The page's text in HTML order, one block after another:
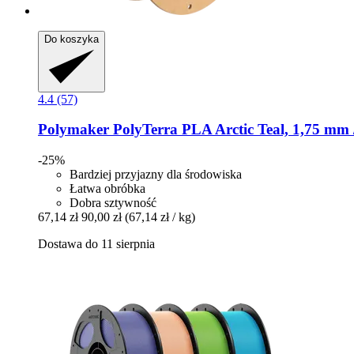
Do koszyka
4.4 (57)
Polymaker PolyTerra PLA Arctic Teal, 1,75 mm
-25%
Bardziej przyjazny dla środowiska
Łatwa obróbka
Dobra sztywność
67,14 zł 90,00 zł (67,14 zł / kg)
Dostawa do 11 sierpnia